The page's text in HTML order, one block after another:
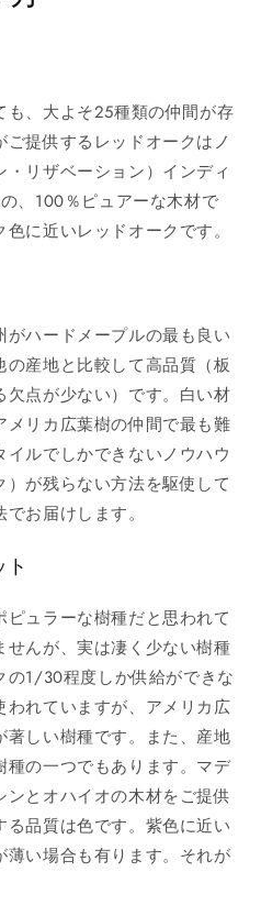
、大よそ25種類の仲間が存
提供するレッドオークはノ
リザベーション）インディ
、100％ピュアーな木材で
に近いレッドオークです。
がハードメープルの最も良い
産地と比較して高品質（板
欠点が少ない）です。白い材
リカ広葉樹の仲間で最も難
ルでしかできないノウハウ
が残らない方法を駆使して
お届けします。
ュラーな樹種だと思われて
んが、実は凄く少ない樹種
の1/30程度しか供給ができな
れていますが、アメリカ広
しい樹種です。また、産地
の一つでもあります。マデ
とオハイオの木材をご提供
る品質は色です。紫色に近い
い場合も有ります。それが